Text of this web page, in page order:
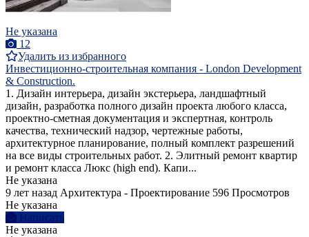
Не указана
12
Удалить из избранного
Инвестиционно-строительная компания - London Development
& Construction.
1. Дизайн интерьера, дизайн экстерьера, ландшафтный
дизайн, разработка полного дизайн проекта любого класса,
проектно-сметная документация и экспертная, контроль
качества, технический надзор, чертежные работы,
архитектурное планирование, полный комплект разрешений
на все виды строительных работ. 2. Элитный ремонт квартир
и ремонт класса Люкс (high end). Капи...
Не указана
9 лет назад Архитектура - Проектирование 596 Просмотров
Не указана
Написать
Не указана